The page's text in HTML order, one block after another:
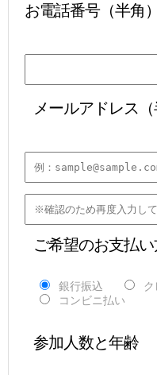
お電話番号（半角）
メールアドレス（
ご希望のお支払
銀行振込
コンビニ払い
参加人数と年齢